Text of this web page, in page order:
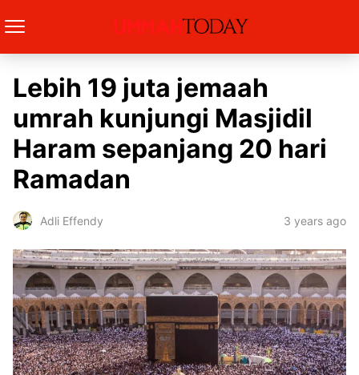
Lebih 19 juta jemaah
umrah kunjungi Masjidil
Haram sepanjang 20 hari
Ramadan
Adli Effendy 3 years ago